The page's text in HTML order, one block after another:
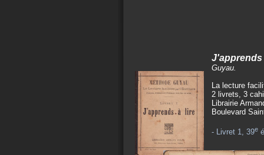
J'apprends
Guyau.
La lecture
2 livrets, 3
Librairie
Boulevard
- Livret 1, 39e